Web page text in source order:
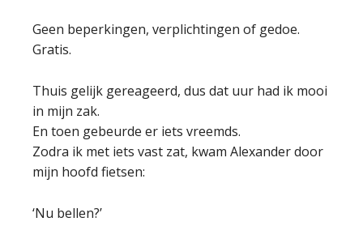
Geen beperkingen, verplichtingen of gedoe.
Gratis.
Thuis gelijk gereageerd, dus dat uur had ik mooi
in mijn zak.
En toen gebeurde er iets vreemds.
Zodra ik met iets vast zat, kwam Alexander door
mijn hoofd fietsen:
‘Nu bellen?’